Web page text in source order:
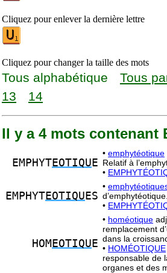
Cliquez pour enlever la dernière lettre
Cliquez pour changer la taille des mots
Tous alphabétique Tous
13
14
Il y a 4 mots contenant
EMPHYTEOTIQU E
• emphytéotique
Relatif à
•
EMPHYTEOTIQU ES
•
d’emphytéotique.
•
HOM EOTIQU E
• homéotique
remplacement
dans la
• HOMÉOTIQUE
responsable de
organes et des